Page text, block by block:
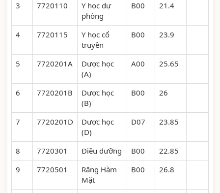
3
7720110
Y học dự
phòng
B00 21.4
4 7720115
Y học cổ
truyền
B00 23.9
5 7720201A
Dược học
(A)
А00 25.65
6 7720201B
Dược học
(B)
B00 26
7 7720201D
Dược học
(D)
D07 23.85
8 7720301 Điều dưỡng B00
22.85
9
7720501
Răng Hàm
Mặt
B00 26.8